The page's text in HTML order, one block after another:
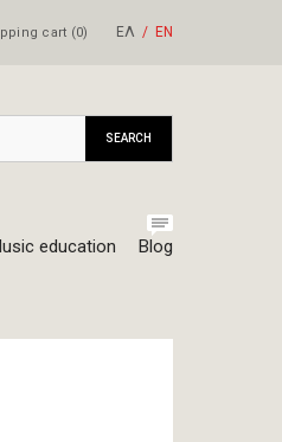
cart (0) ΕΛ ΕΝ
education Blog
SEARCH